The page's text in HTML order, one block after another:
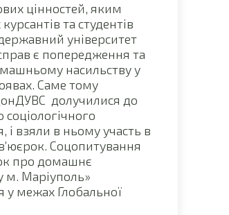
цінностей, яким
та студентів
університет
є попередження та
насильству у
Саме тому
долучилися до
і взяли в ньому участь в
Соцопитування
про домашнє
м. Маріуполь»
у межах Глобальної